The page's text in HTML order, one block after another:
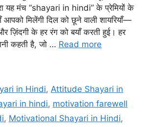
यह मंच “shayari in hindi” के प्रेमियों के
आपको मिलेंगी दिल को छूने वाली शायरियाँ—
और ज़िंदगी के हर रंग को बयाँ करती हुई। हर
कहती है, जो … Read more
in Hindi, Attitude Shayari in
in hindi, motivation farewell
, Motivational Shayari in Hindi,